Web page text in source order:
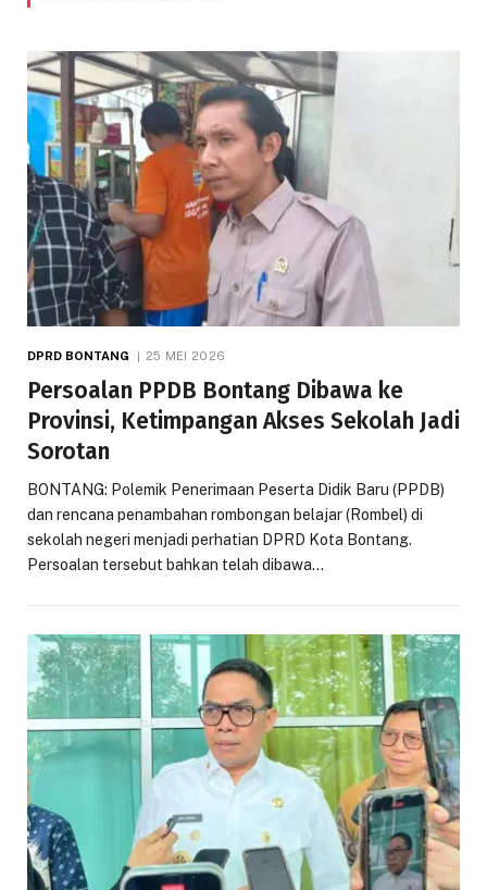
DPRD BONTANG 25 MEI 2026
Persoalan PPDB Bontang Dibawa ke
Provinsi, Ketimpangan Akses Sekolah Jadi
Sorotan
BONTANG: Polemik Penerimaan Peserta Didik Baru (PPDB)
dan rencana penambahan rombongan belajar (Rombel) di
sekolah negeri menjadi perhatian DPRD Kota Bontang.
Persoalan tersebut bahkan telah dibawa…